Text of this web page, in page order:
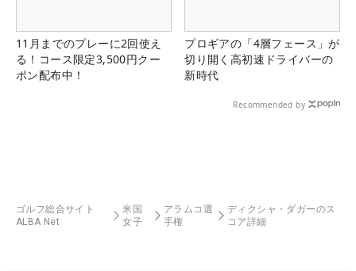
11月までのプレーに2回使え
る！コース限定3,500円クー
ポン配布中！
プロギアの「4層フェース」が
切り開く高初速ドライバーの
新時代
Recommended by
ゴルフ総合サイト
ALBA Net
米国
女子
アラムコ選
手権
ディクシャ・ダガーのス
コア詳細